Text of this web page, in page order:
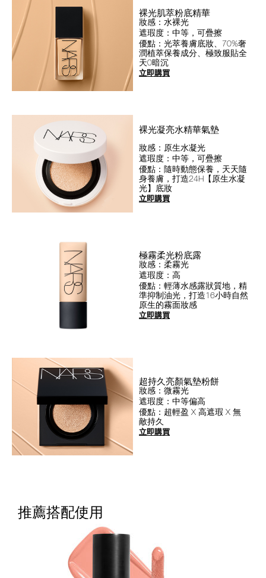
裸光肌萃粉底精華
妝感：水裸光
遮瑕度：中等，可疊擦
優點：光萃養膚底妝、70%奢
潤植萃保養成分、極致服貼全
天0暗沉
立即購買
裸光凝亮水精華氣墊
妝感：原生水凝光
遮瑕度：中等，可疊擦
優點：隨時動態保養，天天隨
身養膚，打造24H【原生水凝
光】底妝
立即購買
極霧柔光粉底露
妝感：柔霧光
遮瑕度：高
優點：輕薄水感露狀質地，精
準抑制油光，打造16小時自然
原生的霧面妝感
立即購買
超持久亮顏氣墊粉餅
妝感：微霧光
遮瑕度：中等偏高
優點：超輕盈 X 高遮瑕 X 無
敵持久
立即購買
推薦搭配使用